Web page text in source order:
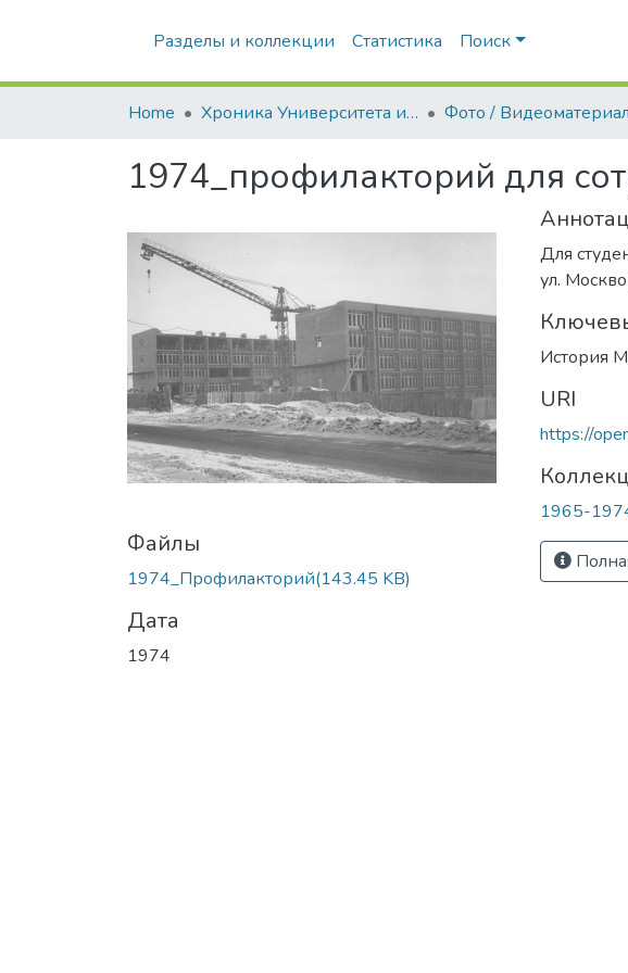
Разделы и коллекции Статистика Поиск
Home Хроника Университета и упоминания в СМИ Фото /
1974_профилакторий для
Файлы
1974_Профилакторий(143.45 KB)
Дата
1974
Для
ул.
История
URI
https://
1965-